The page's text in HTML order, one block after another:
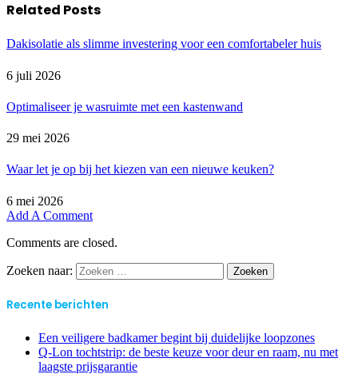
Related Posts
Dakisolatie als slimme investering voor een comfortabeler huis
6 juli 2026
Optimaliseer je wasruimte met een kastenwand
29 mei 2026
Waar let je op bij het kiezen van een nieuwe keuken?
6 mei 2026
Add A Comment
Comments are closed.
Zoeken naar:
Recente berichten
Een veiligere badkamer begint bij duidelijke loopzones
Q-Lon tochtstrip: de beste keuze voor deur en raam, nu met
laagste prijsgarantie